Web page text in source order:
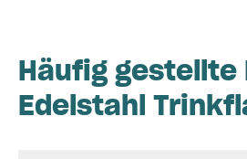
Häufig gestellte
Edelstahl